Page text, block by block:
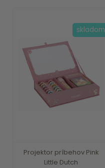
Projektor príbehov Pink
Little Dutch
skladom